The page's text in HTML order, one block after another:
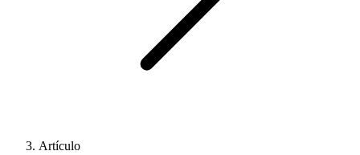
Artículo